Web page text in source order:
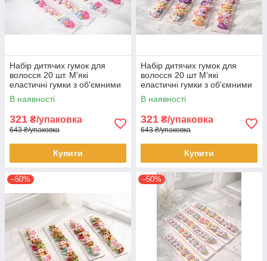
Набір дитячих гумок для
волосся 20 шт. М'які
еластичні гумки з об'ємними
мультяшними фігурками
Аксесуари для зачісок
В наявності
321 ₴/упаковка
643 ₴/упаковка
Купити
Набір дитячих гумок для
волосся 20 шт М'які
еластичні гумки з об'ємними
фігурками звірят і солодощів
Аксесуари для зачісок
В наявності
321 ₴/упаковка
643 ₴/упаковка
Купити
–50% –50%